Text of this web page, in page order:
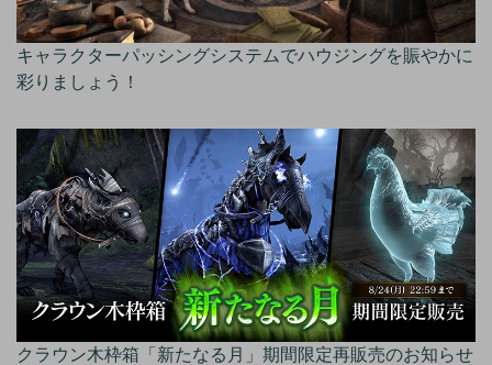
キャラクターパッシングシステムでハウジングを賑やかに
彩りましょう！
クラウン木枠箱「新たなる月」期間限定再販売のお知らせ